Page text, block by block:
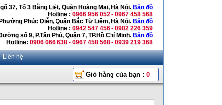
37, Tổ 3 Bằng Liệt, Quận Hoàng Mai, Hà Nội. Bản đồ
Hotline : 0966 956 052 - 0967 458 568
Phúc Diễn, Quận Bắc Từ Liêm, Hà Nội. Bản đồ
Hotline : 0942 547 456 - 0902 226 359
số 9, P.Tân Phú, Quận 7, TP.Hồ Chí Minh. Bản đồ
Hotline: 0906 066 638 - 0967 458 568 - 0939 219 368
Liên hệ
Giỏ hàng của bạn : 0